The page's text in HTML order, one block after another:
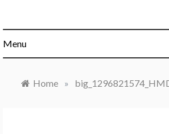
Menu
Home »